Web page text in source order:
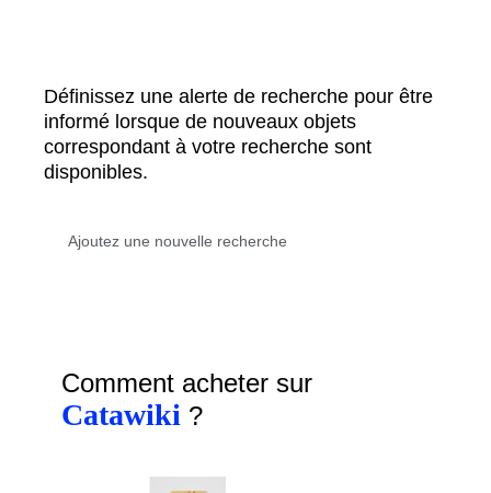
Définissez une alerte de recherche pour être
informé lorsque de nouveaux objets
correspondant à votre recherche sont
disponibles.
Comment acheter sur
Catawiki ?